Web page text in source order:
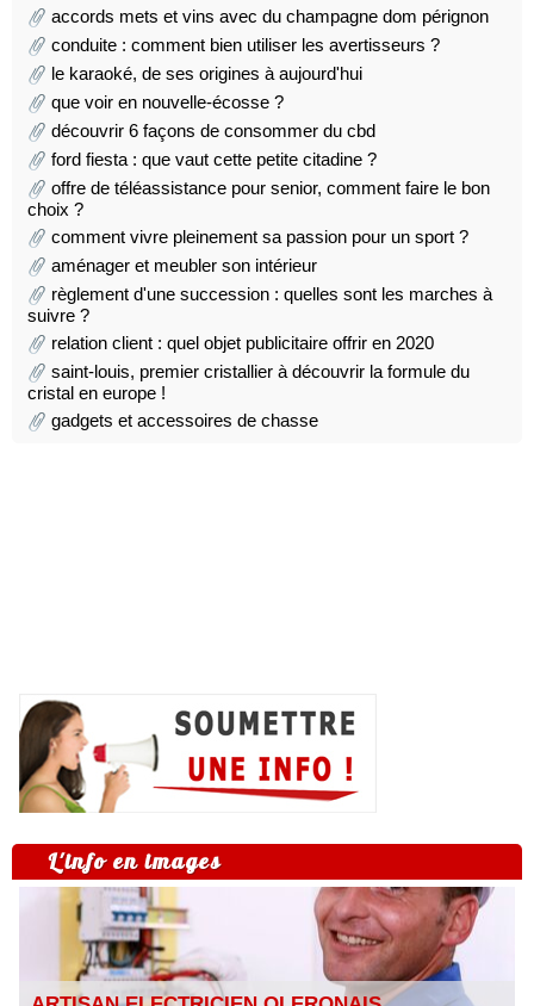
accords mets et vins avec du champagne dom pérignon
conduite : comment bien utiliser les avertisseurs ?
le karaoké, de ses origines à aujourd'hui
que voir en nouvelle-écosse ?
découvrir 6 façons de consommer du cbd
ford fiesta : que vaut cette petite citadine ?
offre de téléassistance pour senior, comment faire le bon
choix ?
comment vivre pleinement sa passion pour un sport ?
aménager et meubler son intérieur
règlement d'une succession : quelles sont les marches à
suivre ?
relation client : quel objet publicitaire offrir en 2020
saint-louis, premier cristallier à découvrir la formule du
cristal en europe !
gadgets et accessoires de chasse
L'info en images